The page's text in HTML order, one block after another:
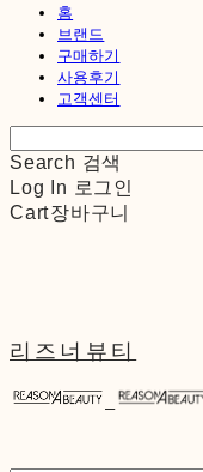
홈
브랜드
구매하기
사용후기
고객센터
Search 검색
Log In 로그인
Cart장바구니
리즈너뷰티